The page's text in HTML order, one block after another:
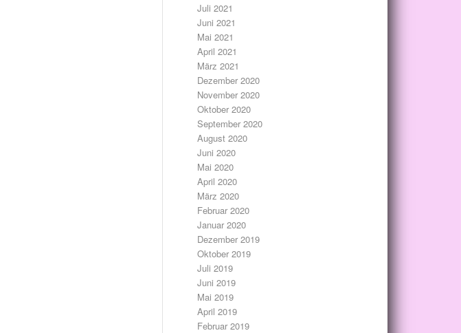
Juli 2021
Juni 2021
Mai 2021
April 2021
März 2021
Dezember 2020
November 2020
Oktober 2020
September 2020
August 2020
Juni 2020
Mai 2020
April 2020
März 2020
Februar 2020
Januar 2020
Dezember 2019
Oktober 2019
Juli 2019
Juni 2019
Mai 2019
April 2019
Februar 2019